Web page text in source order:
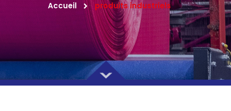
Accueil produits industriels